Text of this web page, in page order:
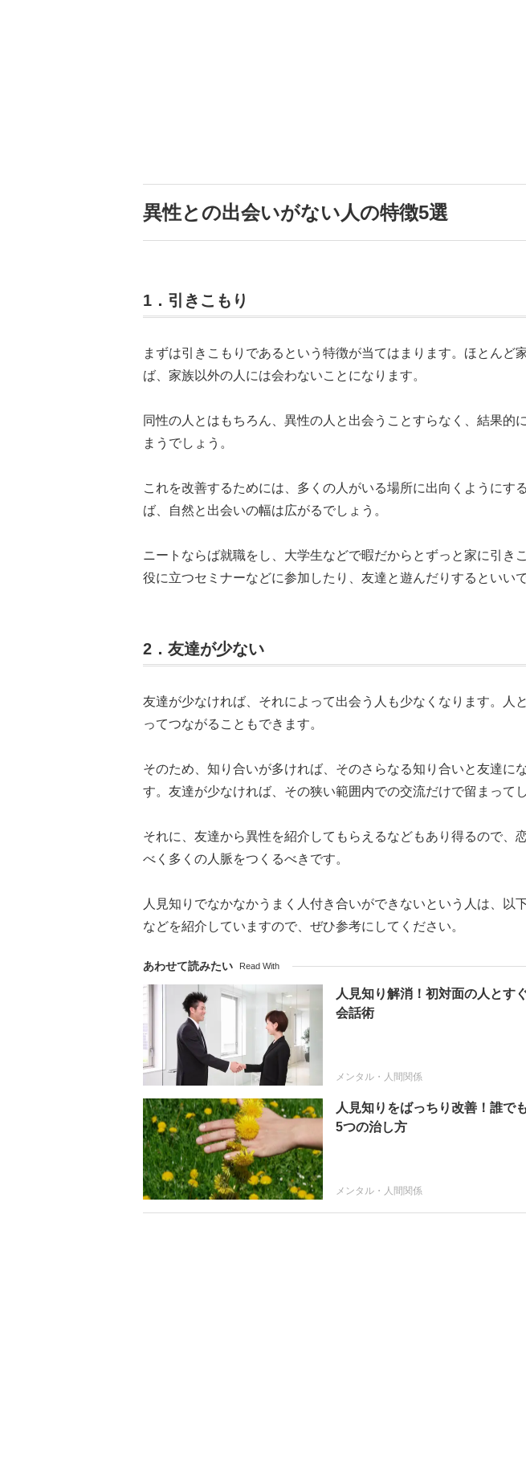
異性との出会いがない人の特徴5選
1．引きこもり
まずは引きこもりであるという特徴が当てはまります。ほとんど
ば、家族以外の人には会わないことになります。
同性の人とはもちろん、異性の人と出会うことすらなく、結果的
まうでしょう。
これを改善するためには、多くの人がいる場所に出向くようにす
ば、自然と出会いの幅は広がるでしょう。
ニートならば就職をし、大学生などで暇だからとずっと家に引き
役に立つセミナーなどに参加したり、友達と遊んだりするといいで
2．友達が少ない
友達が少なければ、それによって出会う人も少なくなります。人
ってつながることもできます。
そのため、知り合いが多ければ、そのさらなる知り合いと友達に
す。友達が少なければ、その狭い範囲内での交流だけで留まって
それに、友達から異性を紹介してもらえるなどもあり得るので、
べく多くの人脈をつくるべきです。
人見知りでなかなかうまく人付き合いができないという人は、以
などを紹介していますので、ぜひ参考にしてください。
あわせて読みたい Read With
人見知り解消！初対面の人とす
会話術
メンタル・人間関係
人見知りをばっちり改善！誰で
5つの治し方
メンタル・人間関係